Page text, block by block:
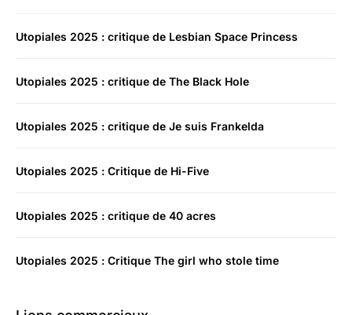
Utopiales 2025 : critique de Lesbian Space Princess
Utopiales 2025 : critique de The Black Hole
Utopiales 2025 : critique de Je suis Frankelda
Utopiales 2025 : Critique de Hi-Five
Utopiales 2025 : critique de 40 acres
Utopiales 2025 : Critique The girl who stole time